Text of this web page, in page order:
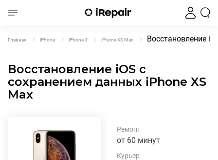
Главная iPhone iPhone X iPhone XS Max Восстановление
Восстановление iOS с
сохранением данных iPhone XS
Max
Ремонт
от 60 минут
Курьер